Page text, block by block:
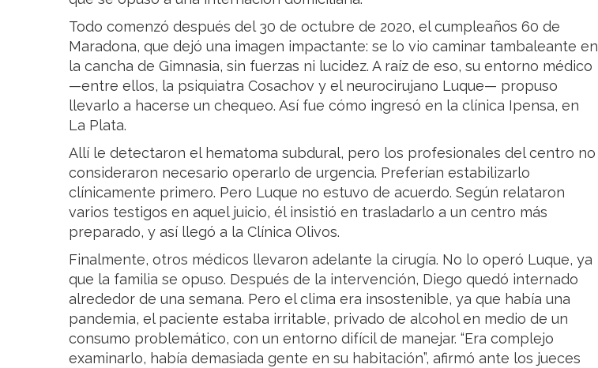
Todo comenzó después del 30 de octubre de 2020, el cumpleaños 60 de
Maradona, que dejó una imagen impactante: se lo vio caminar tambaleante en
la cancha de Gimnasia, sin fuerzas ni lucidez. A raíz de eso, su entorno médico
—entre ellos, la psiquiatra Cosachov y el neurocirujano Luque— propuso
llevarlo a hacerse un chequeo. Así fue cómo ingresó en la clínica Ipensa, en
La Plata.
Allí le detectaron el hematoma subdural, pero los profesionales del centro no
consideraron necesario operarlo de urgencia. Preferían estabilizarlo
clínicamente primero. Pero Luque no estuvo de acuerdo. Según relataron
varios testigos en aquel juicio, él insistió en trasladarlo a un centro más
preparado, y así llegó a la Clínica Olivos.
Finalmente, otros médicos llevaron adelante la cirugía. No lo operó Luque, ya
que la familia se opuso. Después de la intervención, Diego quedó internado
alrededor de una semana. Pero el clima era insostenible, ya que había una
pandemia, el paciente estaba irritable, privado de alcohol en medio de un
consumo problemático, con un entorno difícil de manejar. “Era complejo
examinarlo, había demasiada gente en su habitación”, afirmó ante los jueces